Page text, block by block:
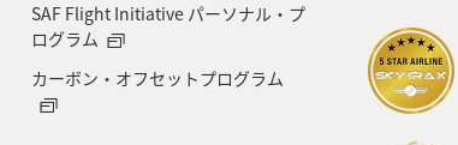
SAF Flight Initiative パーソナル・プ
ログラム
カーボン・オフセットプログラム